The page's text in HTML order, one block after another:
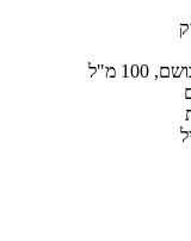
מ"ל